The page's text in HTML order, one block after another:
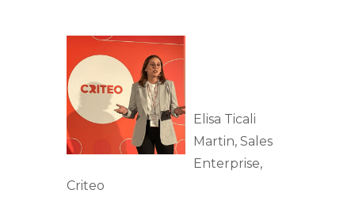
Elisa Ticali
Martin, Sales
Enterprise,
Criteo